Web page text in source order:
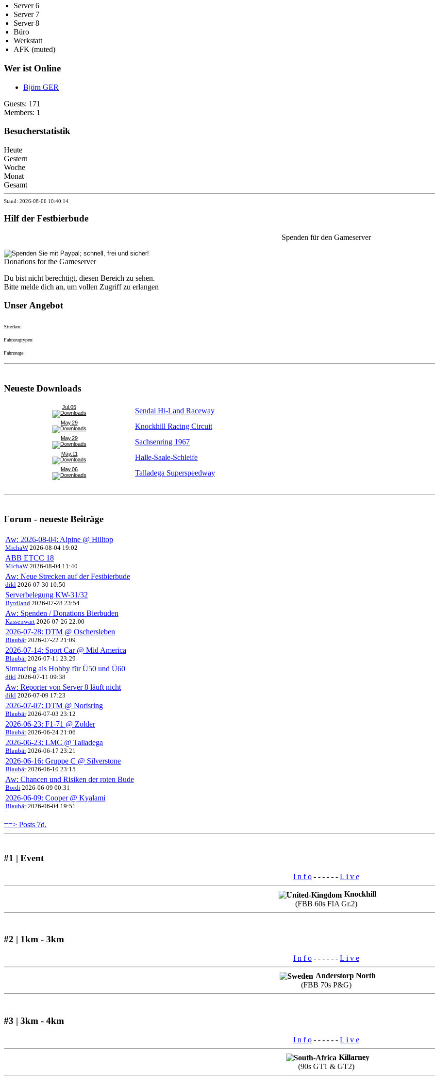
Server 6
Server 7
Server 8
Büro
Werkstatt
AFK (muted)
Wer ist Online
Björn GER
Guests: 171
Members: 1
Besucherstatistik
Heute
Gestern
Woche
Monat
Gesamt
Stand: 2026-08-06 10:40:14
Hilf der Festbierbude
Spenden für den Gameserver
Donations for the Gameserver
Du bist nicht berechtigt, diesen Bereich zu sehen.
Bitte melde dich an, um vollen Zugriff zu erlangen
Unser Angebot
Strecken:
Fahrzeugtypen:
Fahrzeuge:
Neueste Downloads
Jul.05 Sendai Hi-Land Raceway
May.29 Knockhill Racing Circuit
May.29 Sachsenring 1967
May.11 Halle-Saale-Schleife
May.06
Talladega Superspeedway
Forum - neueste Beiträge
Aw: 2026-08-04: Alpine @ Hilltop
MichaW 2026-08-04 19:02
ABB ETCC 18
MichaW 2026-08-04 11:40
Aw: Neue Strecken auf der Festbierbude
dikl 2026-07-30 10:50
Serverbelegung KW-31/32
Byrdland 2026-07-28 23:54
Aw: Spenden / Donations Bierbuden
Kassenwart 2026-07-26 22:00
2026-07-28: DTM @ Oschersleben
Blaubär2026-07-22 21:09
2026-07-14: Sport Car @ Mid America
Blaubär2026-07-11 23:29
Simracing als Hobby für Ü50 und Ü60
dikl 2026-07-11 09:38
Aw: Reporter von Server 8 läuft nicht
dikl 2026-07-09 17:23
2026-07-07: DTM @ Norisring
Blaubär2026-07-03 23:12
2026-06-23: F1-71 @ Zolder
Blaubär2026-06-24 21:06
2026-06-23: LMC @ Talladega
Blaubär2026-06-17 23:21
2026-06-16: Gruppe C @ Silverstone
Blaubär2026-06-10 23:15
Aw: Chancen und Risiken der roten Bude
Bordi 2026-06-09 00:31
2026-06-09: Cooper @ Kyalami
Blaubär2026-06-04 19:51
==> Posts 7d.
#1 | Event
I n f o - - - - - - L i v e
Knockhill
(FBB 60s FIA Gr.2)
#2 | 1km - 3km
I n f o - - - - - - L i v e
Anderstorp North
(FBB 70s P&G)
#3 | 3km - 4km
I n f o - - - - - - L i v e
Killarney
(90s GT1 & GT2)